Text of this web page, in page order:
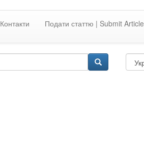
Контакти Подати статтю | Submit Article